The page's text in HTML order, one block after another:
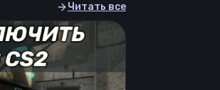
Читать все